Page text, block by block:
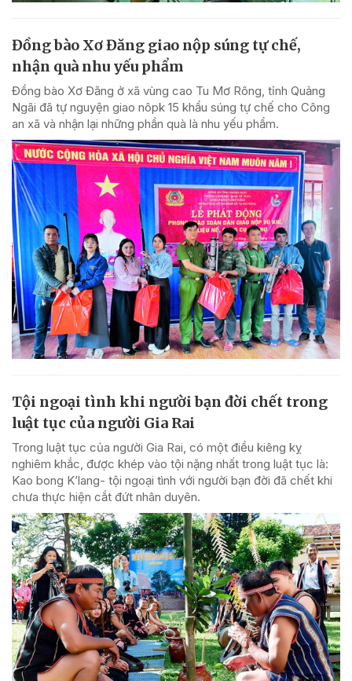
Đồng bào Xơ Đăng giao nộp súng tự chế,
nhận quà nhu yếu phẩm
Đồng bào Xơ Đăng ở xã vùng cao Tu Mơ Rông, tỉnh Quảng
Ngãi đã tự nguyện giao nôpk 15 khẩu súng tự chế cho Công
an xã và nhận lại những phần quà là nhu yếu phẩm.
Tội ngoại tình khi người bạn đời chết trong
luật tục của người Gia Rai
Trong luật tục của người Gia Rai, có một điều kiêng kỵ
nghiêm khắc, được khép vào tội nặng nhất trong luật tục là:
Kao bong K’lang- tội ngoại tình với người bạn đời đã chết khi
chưa thực hiện cắt đứt nhân duyên.